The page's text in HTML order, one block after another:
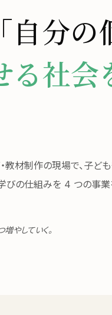
自分の
る社会
教材制作の現場で、子ど
びの仕組みを 4 つの事業
やしていく。